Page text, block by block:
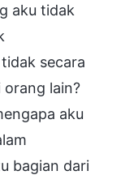
aku tidak
secara
lain?
aku
bagian dari